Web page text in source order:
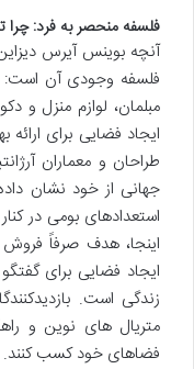
فلسفه منحصر به فرد: چرا
آنچه بوینس آیرس دیزاین
فلسفه وجودی آن است:
مبلمان، لوازم منزل و
ایجاد فضایی برای
طراحان و معماران
جهانی از خود نشان
استعدادهای بومی در
اینجا، هدف صرفاً
ایجاد فضایی برای
زندگی است.
متریال های نوین و
فضاهای خود کسب کنند.